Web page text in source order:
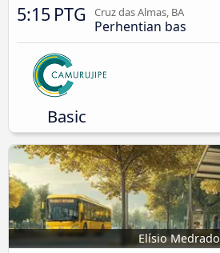
5:15 PTG Cruz das Almas, BA
Perhentian bas
Basic
Elísio Medrado